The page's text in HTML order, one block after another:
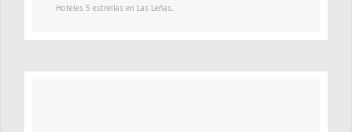
Hoteles 5 estrellas en Las Leñas.